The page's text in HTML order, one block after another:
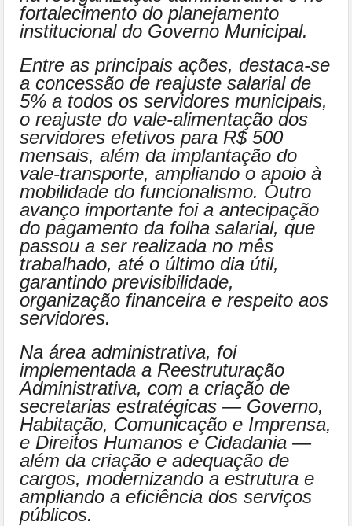
fortalecimento do planejamento
institucional do Governo Municipal.
Entre as principais ações, destaca-se
a concessão de reajuste salarial de
5% a todos os servidores municipais,
o reajuste do vale-alimentação dos
servidores efetivos para R$ 500
mensais, além da implantação do
vale-transporte, ampliando o apoio à
mobilidade do funcionalismo. Outro
avanço importante foi a antecipação
do pagamento da folha salarial, que
passou a ser realizada no mês
trabalhado, até o último dia útil,
garantindo previsibilidade,
organização financeira e respeito aos
servidores.
Na área administrativa, foi
implementada a Reestruturação
Administrativa, com a criação de
secretarias estratégicas — Governo,
Habitação, Comunicação e Imprensa,
e Direitos Humanos e Cidadania —
além da criação e adequação de
cargos, modernizando a estrutura e
ampliando a eficiência dos serviços
públicos.